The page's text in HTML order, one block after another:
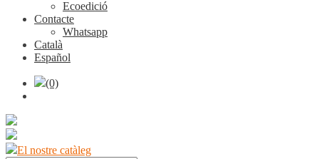
Ecoedició
Contacte
Whatsapp
Català
Español
(0)
El nostre catàleg